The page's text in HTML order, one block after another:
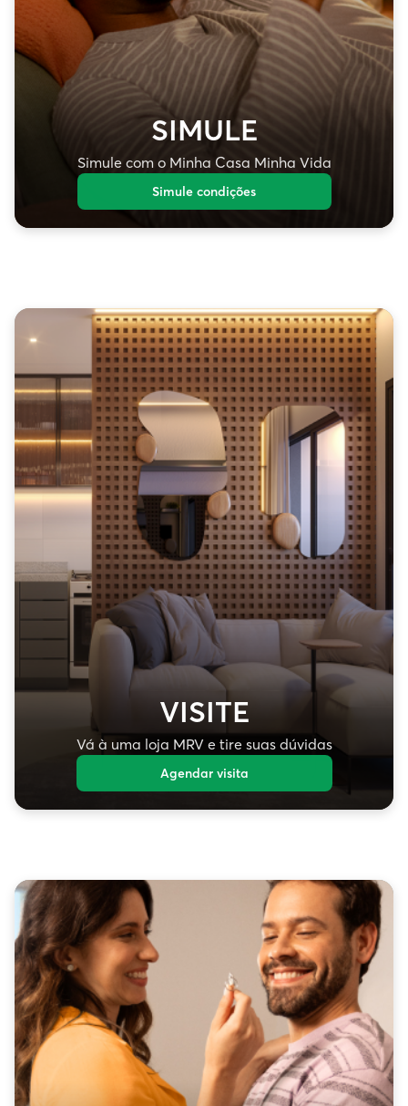
SIMULE
Simule com o Minha Casa Minha Vida
Simule condições
VISITE
Vá à uma loja MRV e tire suas dúvidas
Agendar visita